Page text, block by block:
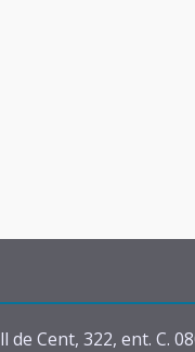
de Cent, 322, ent. C.